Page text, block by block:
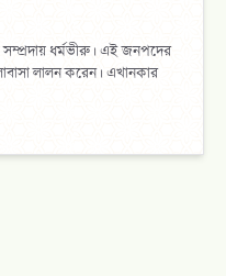
ধর্মভীরু। এই জনপদের
লালন করেন। এখানকার